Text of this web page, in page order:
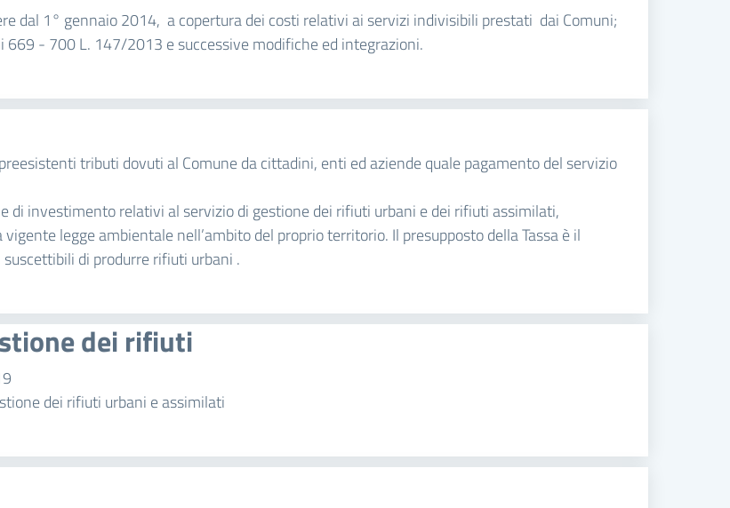
dal 1° gennaio 2014, a copertura dei costi relativi ai servizi indivisibili prestati dai Comuni;
669 - 700 L. 147/2013 e successive modifiche ed integrazioni.
tributi dovuti al Comune da cittadini, enti ed aziende quale pagamento del servizio
di investimento relativi al servizio di gestione dei rifiuti urbani e dei rifiuti assimilati,
legge ambientale nell’ambito del proprio territorio. Il presupposto della Tassa è il
di produrre rifiuti urbani .
dei rifiuti
dei rifiuti urbani e assimilati